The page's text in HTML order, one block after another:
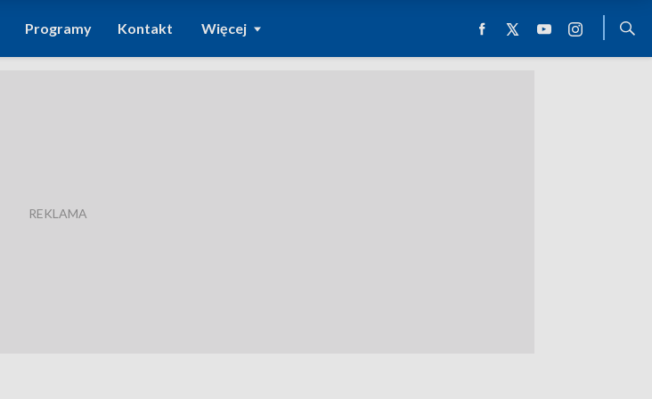
Programy Kontakt Więcej